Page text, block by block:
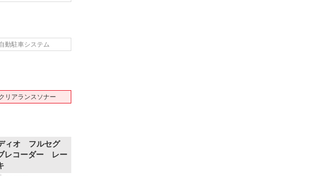
動駐車システム
リアランスソナー
ィオ フルセグ
レコーダー レー